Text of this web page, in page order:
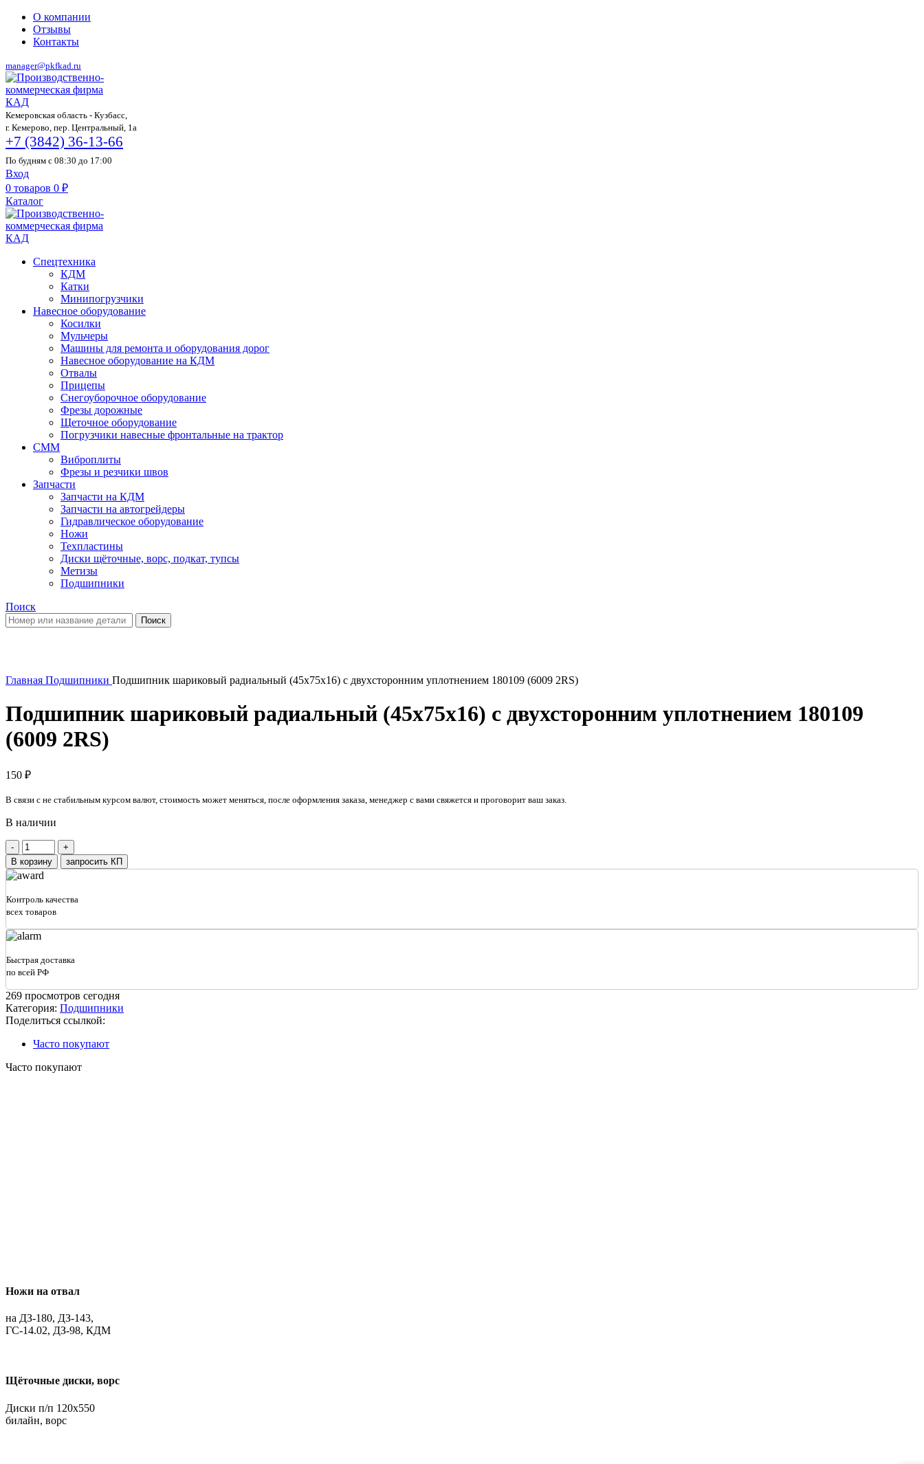
О компании
Отзывы
Контакты
manager@pkfkad.ru
Кемеровская область - Кузбасс,
г. Кемерово, пер. Центральный, 1а
+7 (3842) 36-13-66
По будням с 08:30 до 17:00
Вход
0 товаров 0 ₽
Каталог
Спецтехника
КДМ
Катки
Минипогрузчики
Навесное оборудование
Косилки
Мульчеры
Машины для ремонта и оборудования дорог
Навесное оборудование на КДМ
Отвалы
Прицепы
Снегоуборочное оборудование
Фрезы дорожные
Щеточное оборудование
Погрузчики навесные фронтальные на трактор
СММ
Виброплиты
Фрезы и резчики швов
Запчасти
Запчасти на КДМ
Запчасти на автогрейдеры
Гидравлическое оборудование
Ножи
Техпластины
Диски щёточные, ворс, подкат, тупсы
Метизы
Подшипники
Поиск
Поиск
Главная Подшипники Подшипник шариковый радиальный (45x75x16) с двухсторонним уплотнением 180109 (6009 2RS)
Подшипник шариковый радиальный (45x75x16) с двухсторонним уплотнением 180109
(6009 2RS)
150 ₽
В связи с не стабильным курсом валют, стоимость может меняться, после оформления заказа, менеджер с вами свяжется и проговорит ваш заказ.
В наличии
Количество
товара
Подшипник
шариковый
(45x75x16)
двухсторонним
180109
(6009
В корзину запросить КП
Контроль качества
всех товаров
Быстрая доставка
по всей РФ
269 просмотров сегодня
Категория: Подшипники
Поделиться ссылкой:
Часто покупают
Часто покупают
Ножи на отвал
на ДЗ-180, ДЗ-143,
ГС-14.02, ДЗ-98, КДМ
Щёточные диски, ворс
Диски п/п 120х550
билайн, ворс